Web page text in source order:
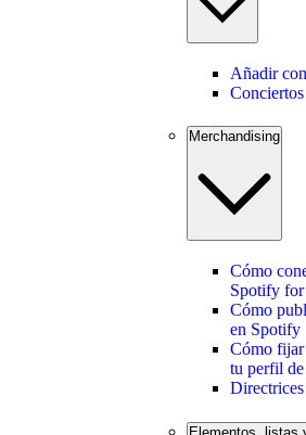
Añadir
Merchandising
Cómo
Spotify
Cómo
en Spotify
Cómo fijar
tu perfil